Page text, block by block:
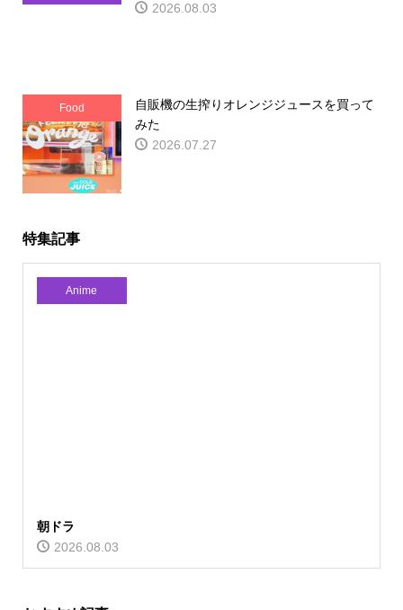
2026.08.03
Food
自販機の生搾りオレンジジュースを買って
みた
2026.07.27
特集記事
Anime
朝ドラ
2026.08.03